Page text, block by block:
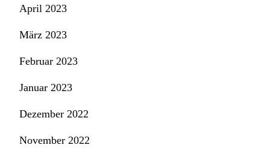
April 2023
März 2023
Februar 2023
Januar 2023
Dezember 2022
November 2022